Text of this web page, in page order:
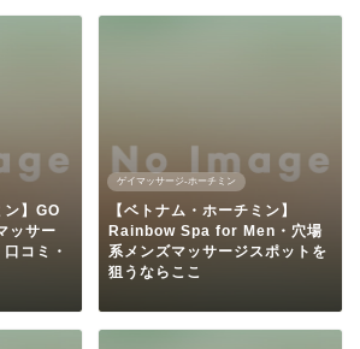
ン】GO
ッサー
コミ・
ゲイマッサージ-ホーチミン
【ベトナム・ホーチミン】
Rainbow Spa for Men・穴場
系メンズマッサージスポットを
狙うならここ